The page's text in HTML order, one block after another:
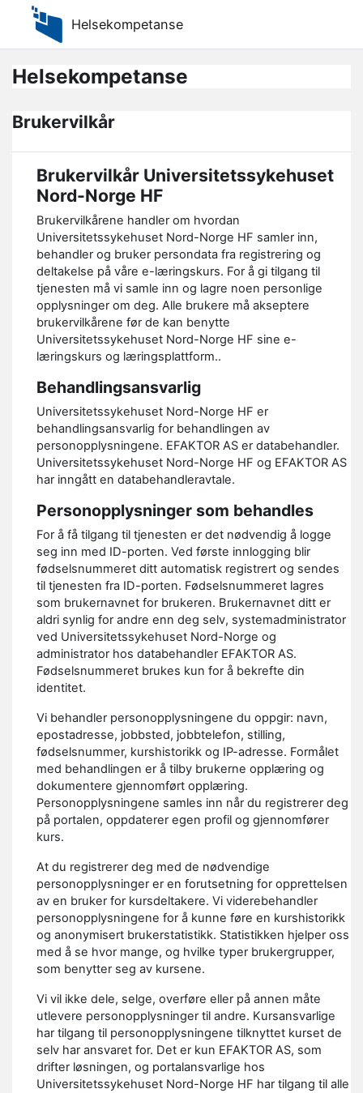
Gå til hovedinnhold
Helsekompetanse
Helsekompetanse
Brukervilkår
Brukervilkår Universitetssykehuset
Nord-Norge HF
Brukervilkårene handler om hvordan
Universitetssykehuset Nord-Norge HF samler inn,
behandler og bruker persondata fra registrering og
deltakelse på våre e-læringskurs. For å gi tilgang til
tjenesten må vi samle inn og lagre noen personlige
opplysninger om deg. Alle brukere må akseptere
brukervilkårene før de kan benytte
Universitetssykehuset Nord-Norge HF sine e-
læringskurs og læringsplattform..
Behandlingsansvarlig
Universitetssykehuset Nord-Norge HF er
behandlingsansvarlig for behandlingen av
personopplysningene. EFAKTOR AS er databehandler.
Universitetssykehuset Nord-Norge HF og EFAKTOR AS
har inngått en databehandleravtale.
Personopplysninger som behandles
For å få tilgang til tjenesten er det nødvendig å logge
seg inn med ID-porten. Ved første innlogging blir
fødselsnummeret ditt automatisk registrert og sendes
til tjenesten fra ID-porten. Fødselsnummeret lagres
som brukernavnet for brukeren. Brukernavnet ditt er
aldri synlig for andre enn deg selv, systemadministrator
ved Universitetssykehuset Nord-Norge og
administrator hos databehandler EFAKTOR AS.
Fødselsnummeret brukes kun for å bekrefte din
identitet.
Vi behandler personopplysningene du oppgir: navn,
epostadresse, jobbsted, jobbtelefon, stilling,
fødselsnummer, kurshistorikk og IP-adresse. Formålet
med behandlingen er å tilby brukerne opplæring og
dokumentere gjennomført opplæring.
Personopplysningene samles inn når du registrerer deg
på portalen, oppdaterer egen profil og gjennomfører
kurs.
At du registrerer deg med de nødvendige
personopplysninger er en forutsetning for opprettelsen
av en bruker for kursdeltakere. Vi viderebehandler
personopplysningene for å kunne føre en kurshistorikk
og anonymisert brukerstatistikk. Statistikken hjelper oss
med å se hvor mange, og hvilke typer brukergrupper,
som benytter seg av kursene.
Vi vil ikke dele, selge, overføre eller på annen måte
utlevere personopplysninger til andre. Kursansvarlige
har tilgang til personopplysningene tilknyttet kurset de
selv har ansvaret for. Det er kun EFAKTOR AS, som
drifter løsningen, og portalansvarlige hos
Universitetssykehuset Nord-Norge HF har tilgang til alle